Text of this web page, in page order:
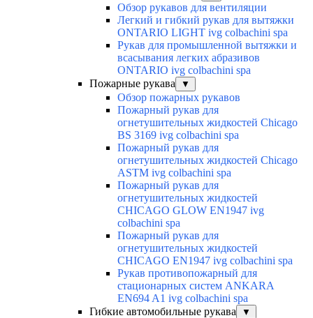
Обзор рукавов для вентиляции
Легкий и гибкий рукав для вытяжки
ONTARIO LIGHT ivg colbachini spa
Рукав для промышленной вытяжки и
всасывания легких абразивов
ONTARIO ivg colbachini spa
Пожарные рукава
▼
Обзор пожарных рукавов
Пожарный рукав для
огнетушительных жидкостей Chicago
BS 3169 ivg colbachini spa
Пожарный рукав для
огнетушительных жидкостей Chicago
ASTM ivg colbachini spa
Пожарный рукав для
огнетушительных жидкостей
CHICAGO GLOW EN1947 ivg
colbachini spa
Пожарный рукав для
огнетушительных жидкостей
CHICAGO EN1947 ivg colbachini spa
Рукав противопожарный для
стационарных систем ANKARA
EN694 A1 ivg colbachini spa
Гибкие автомобильные рукава
▼